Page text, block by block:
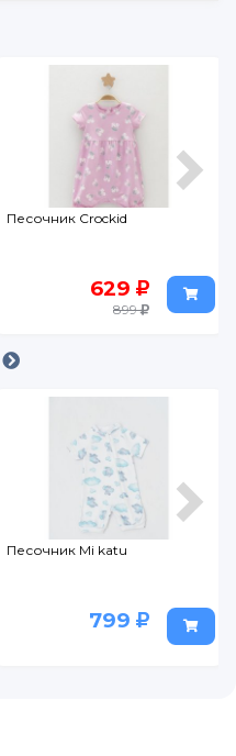
Песочник Crockid
629
899
Песочник Mi katu
799